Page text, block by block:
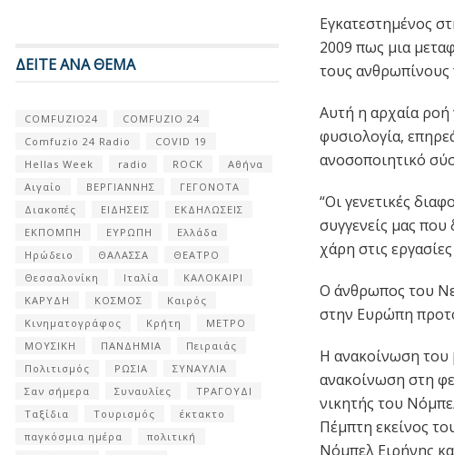
Εγκατεστημένος
2009 πως μια
τους ανθρωπίνους
Αυτή η αρχαία ροή
φυσιολογία,
ανοσοποιητικό
“Οι γενετικές
συγγενείς μας
χάρη στις
Ο άνθρωπος του
στην Ευρώπη
Η ανακοίνωση του
ανακοίνωση στη
νικητής του
Πέμπτη εκείνος
Νόμπελ Ειρήνης
ΔΕΙΤΕ ΑΝΑ ΘΕΜΑ
COMFUZIO24
COMFUZIO 24
Comfuzio 24 Radio
COVID 19
Hellas Week
radio ROCK
Αθήνα
Αιγαίο
ΒΕΡΓΙΑΝΝΗΣ
ΓΕΓΟΝΟΤΑ
Διακοπές
ΕΙΔΗΣΕΙΣ
ΕΚΔΗΛΩΣΕΙΣ
ΕΚΠΟΜΠΗ
ΕΥΡΩΠΗ
Ελλάδα
Ηρώδειο
ΘΑΛΑΣΣΑ
ΘΕΑΤΡΟ
Θεσσαλονίκη
Ιταλία
ΚΑΛΟΚΑΙΡΙ
ΚΑΡΥΔΗ
ΚΟΣΜΟΣ
Καιρός
Κινηματογράφος
Κρήτη
ΜΕΤΡΟ
ΜΟΥΣΙΚΗ
ΠΑΝΔΗΜΙΑ
Πειραιάς
Πολιτισμός
ΡΩΣΙΑ
ΣΥΝΑΥΛΙΑ
Σαν σήμερα
Συναυλίες
ΤΡΑΓΟΥΔΙ
Ταξίδια
Τουρισμός
έκτακτο
παγκόσμια ημέρα
πολιτική